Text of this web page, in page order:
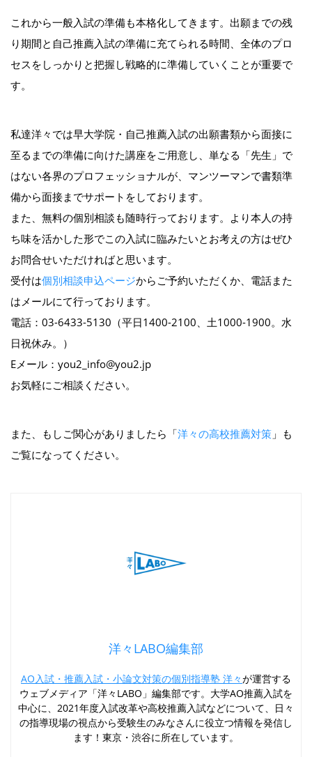
これから一般入試の準備も本格化してきます。出願までの残
り期間と自己推薦入試の準備に充てられる時間、全体のプロ
セスをしっかりと把握し戦略的に準備していくことが重要で
す。
私達洋々では早大学院・自己推薦入試の出願書類から面接に
至るまでの準備に向けた講座をご用意し、単なる「先生」で
はない各界のプロフェッショナルが、マンツーマンで書類準
備から面接までサポートをしております。
また、無料の個別相談も随時行っております。より本人の持
ち味を活かした形でこの入試に臨みたいとお考えの方はぜひ
お問合せいただければと思います。
受付は個別相談申込ページからご予約いただくか、電話また
はメールにて行っております。
電話：03-6433-5130（平日1400-2100、土1000-1900。水
日祝休み。）
Eメール：you2_info@you2.jp
お気軽にご相談ください。
また、もしご関心がありましたら「洋々の高校推薦対策 」も
ご覧になってください。
洋々LABO編集部
AO入試・推薦入試・小論文対策の個別指導塾 洋々が運営する
ウェブメディア「洋々LABO」編集部です。大学AO推薦入試を
中心に、2021年度入試改革や高校推薦入試などについて、日々
の指導現場の視点から受験生のみなさんに役立つ情報を発信し
ます！東京・渋谷に所在しています。